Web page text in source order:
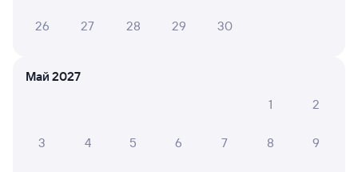
26 27 28 29 30
Май 2027
1
2
3 4 5 6 7 8 9